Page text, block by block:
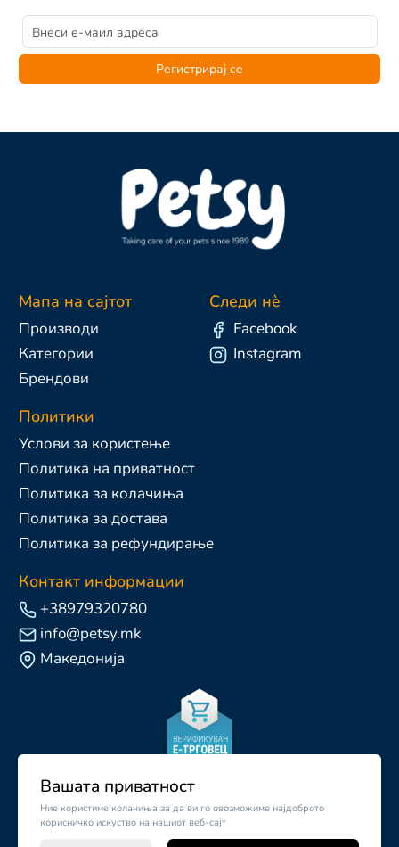
Вашата приватност
Ние користиме колачиња за да ви го овозможиме најдоброто
корисничко искуство на нашиот веб-сајт
Регистрирај се
Мапа на сајтот
Производи
Категории
Брендови
Политики
Услови за користење
Политика на приватност
Политика за колачиња
Политика за достава
Политика за рефундирање
Контакт информации
+38979320780
info@petsy.mk
Македонија
Следи нè
Facebook
Instagram